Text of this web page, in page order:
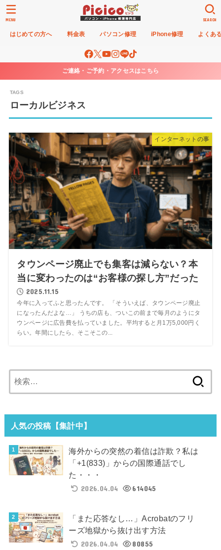
はじめての方へ 料金表 パソコン修理 iPhone修理 よくあ
SEARCH
MENU
ご連絡・ご予約・アクセスはこちら
ローカルビジネス
インターネットの事
タウンページ廃止でも集客は減らない？本
当に変わったのは“お客様の探し方”だった
2025.11.15
今年に入ってふと思ったんです。 「そういえば、タウンページ廃止
になったんだよな…」 うちの店も、ついこの前まで毎月のようにタ
ウンページに広告費を払っていました。平均すると月1万5,000円く
らい。年間にしたら、そこそこの...
索:
人気の投稿【集計中】
海外からの突然の着信は詐欺？私は
「+1(833)」からの国際通話でし
た・・・
2026.04.04
614045
「また応答なし…」Acrobatのフリ
ーズ地獄から抜け出す方法
2026.04.04
80855